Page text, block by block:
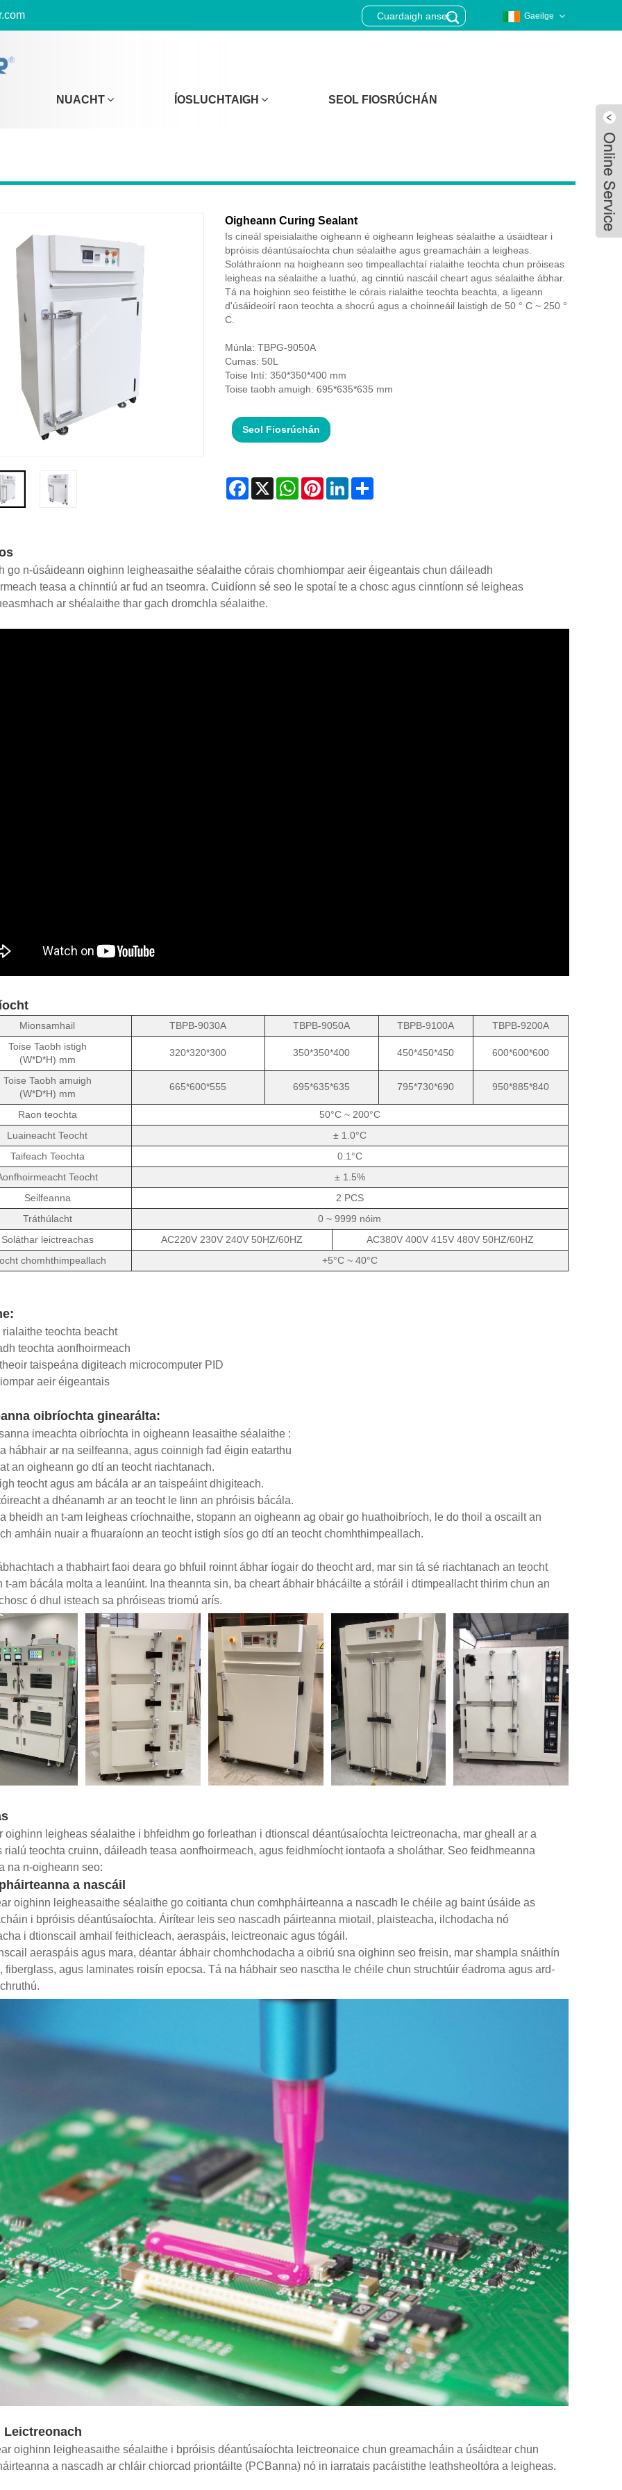
Gaeilge
NUACHT ÍOSLUCHTAIGH SEOL FIOSRÚCHÁN
Oigheann Curing Sealant
Is cineál speisialaithe oigheann é oigheann leigheas séalaithe a úsáidtear i
bpróisis déantúsaíochta chun séalaithe agus greamacháin a leigheas.
Soláthraíonn na hoigheann seo timpeallachtaí rialaithe teochta chun próiseas
leigheas na séalaithe a luathú, ag cinntiú nascáil cheart agus séalaithe ábhar.
Tá na hoighinn seo feistithe le córais rialaithe teochta beachta, a ligeann
d'úsáideoirí raon teochta a shocrú agus a choinneáil laistigh de 50 ° C ~ 250 °
C.
Múnla: TBPG-9050A
Cumas: 50L
Toise Intí: 350*350*400 mm
Toise taobh amuigh: 695*635*635 mm
Seol Fiosrúchán
Facebook
X WhatsAppPinterestLinkedInShare
go n-úsáideann oighinn leigheasaithe séalaithe córais chomhiompar aeir éigeantais chun dáileadh
teasa a chinntiú ar fud an tseomra. Cuidíonn sé seo le spotaí te a chosc agus cinntíonn sé leigheas
ar shéalaithe thar gach dromchla séalaithe.
Mionsamhail TBPB-9030A TBPB-9050A TBPB-9100A
TBPB-9200A
Toise Taobh istigh
(W*D*H) mm
320*320*300 350*350*400 450*450*450 600*600*600
Toise Taobh amuigh
(W*D*H) mm
665*600*555 695*635*635 795*730*690 950*885*840
Raon teochta
50°C ~ 200°C
Luaineacht Teocht
± 1.0°C
Taifeach Teochta
0.1°C
Teocht
± 1.5%
Seilfeanna
2 PCS
Tráthúlacht
0 ~ 9999 nóim
Soláthar leictreachas
AC220V 230V 240V 50HZ/60HZ
AC380V 400V 415V 480V 50HZ/60HZ
chomhthimpeallach
+5°C ~ 40°C
rialaithe teochta beacht
teochta aonfhoirmeach
taispeána digiteach microcomputer PID
aeir éigeantais
oibríochta ginearálta:
imeachta oibríochta in oigheann leasaithe séalaithe :
hábhair ar na seilfeanna, agus coinnigh fad éigin eatarthu
an oigheann go dtí an teocht riachtanach.
teocht agus am bácála ar an taispeáint dhigiteach.
a dhéanamh ar an teocht le linn an phróisis bácála.
bheidh an t-am leigheas críochnaithe, stopann an oigheann ag obair go huathoibríoch, le do thoil a oscailt an
amháin nuair a fhuaraíonn an teocht istigh síos go dtí an teocht chomhthimpeallach.
a thabhairt faoi deara go bhfuil roinnt ábhar íogair do theocht ard, mar sin tá sé riachtanach an teocht
t-am bácála molta a leanúint. Ina theannta sin, ba cheart ábhair bhácáilte a stóráil i dtimpeallacht thirim chun an
ó dhul isteach sa phróiseas triomú arís.
oighinn leigheas séalaithe i bhfeidhm go forleathan i dtionscal déantúsaíochta leictreonacha, mar gheall ar a
rialú teochta cruinn, dáileadh teasa aonfhoirmeach, agus feidhmíocht iontaofa a sholáthar. Seo feidhmeanna
na n-oigheann seo:
a nascáil
oighinn leigheasaithe séalaithe go coitianta chun comhpháirteanna a nascadh le chéile ag baint úsáide as
i bpróisis déantúsaíochta. Áirítear leis seo nascadh páirteanna miotail, plaisteacha, ilchodacha nó
i dtionscail amhail feithicleach, aeraspáis, leictreonaic agus tógáil.
aeraspáis agus mara, déantar ábhair chomhchodacha a oibriú sna oighinn seo freisin, mar shampla snáithín
fiberglass, agus laminates roisín epocsa. Tá na hábhair seo nasctha le chéile chun struchtúir éadroma agus ard-
Leictreonach
oighinn leigheasaithe séalaithe i bpróisis déantúsaíochta leictreonaice chun greamacháin a úsáidtear chun
a nascadh ar chláir chiorcad priontáilte (PCBanna) nó in iarratais pacáistithe leathsheoltóra a leigheas.